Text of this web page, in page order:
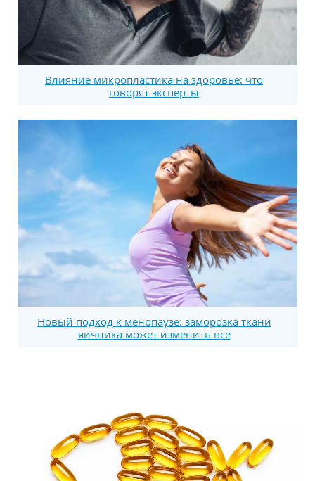
Влияние микропластика на здоровье: что
говорят эксперты
Новый подход к менопаузе: заморозка ткани
яичника может изменить все